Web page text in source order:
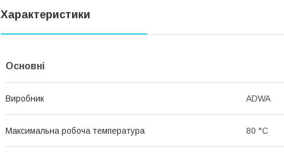
Характеристики
Основні
Виробник ADWA
Максимальна робоча температура 80 °С